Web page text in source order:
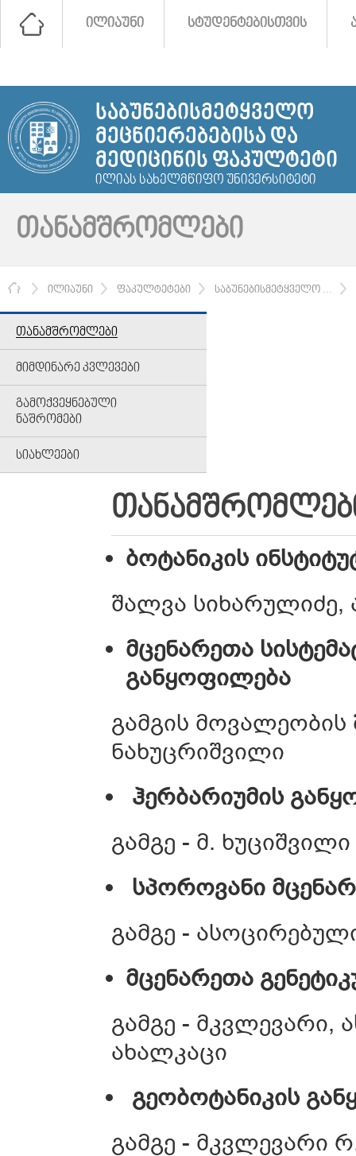
ᲘᲚᲘᲐᲣᲜᲘ ᲡᲢᲣᲓᲔᲜᲢᲔᲑᲘᲡᲗᲕᲘᲡ
ᲡᲐᲑᲣᲜᲔᲑᲘᲡᲛᲔᲢᲧᲕᲔᲚᲝ
ᲛᲔᲪᲜᲘᲔᲠᲔᲑᲔᲑᲘᲡᲐ ᲓᲐ
ᲛᲔᲓᲘᲪᲘᲜᲘᲡ ᲤᲐᲙᲣᲚᲢᲔᲢᲘ
ᲘᲚᲘᲐᲡ ᲡᲐᲮᲔᲚᲛᲬᲘᲤᲝ ᲣᲜᲘᲕᲔᲠᲡᲘᲢᲔᲢᲘ
ᲗᲐᲜᲐᲛᲨᲠᲝᲛᲚᲔᲑᲘ
ᲛᲗᲐᲕᲐᲠᲘ
ᲘᲚᲘᲐᲣᲜᲘ ᲤᲐᲙᲣᲚᲢᲔᲢᲔᲑᲘ ᲡᲐᲑᲣᲜᲔᲑᲘᲡᲛᲔᲢᲧᲕᲔᲚᲝ ...
ᲗᲐᲜᲐᲛᲨᲠᲝᲛᲚᲔᲑᲘ
ᲛᲘᲛᲓᲘᲜᲐᲠᲔ ᲙᲕᲚᲔᲕᲔᲑᲘ
ᲒᲐᲛᲝᲥᲕᲔᲧᲜᲔᲑᲣᲚᲘ
ᲜᲐᲨᲠᲝᲛᲔᲑᲘ
ᲡᲘᲐᲮᲚᲔᲔᲑᲘ
ბოტანიკის
შალვა
მცენარეთა
განყოფილება
გამგის
ნახუცრიშვილი
ჰერბარიუმის
გამგე - მ. ხუციშვილი
სპოროვანი
გამგე -
მცენარეთა
გამგე -
ახალკაცი
გეობოტანიკის
გამგე - მკვლევარი